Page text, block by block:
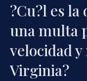
?Cu?l es
una multa
velocidad
Virginia?